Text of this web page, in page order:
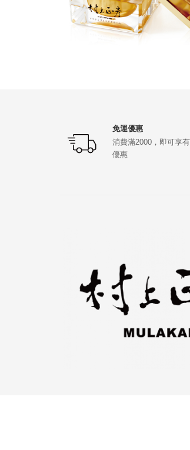
免運優惠
消費滿2000，即可享
優惠